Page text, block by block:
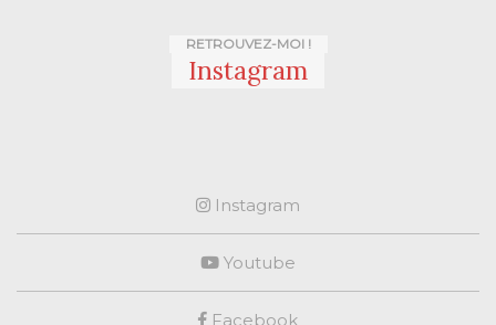
RETROUVEZ-MOI !
Instagram
Instagram
Youtube
Facebook